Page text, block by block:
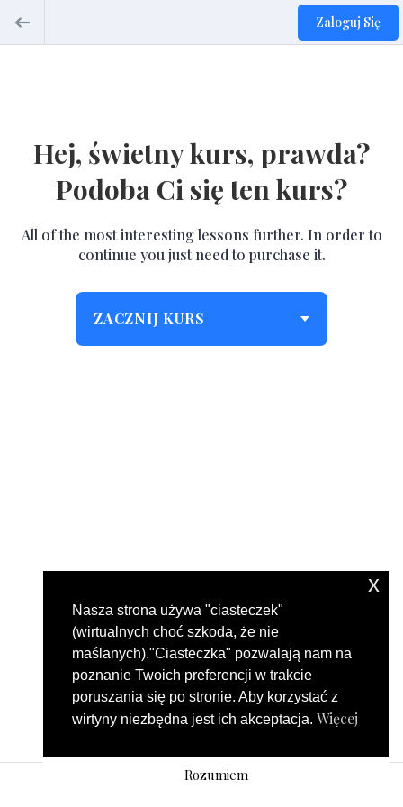
Zaloguj Się
Hej, świetny kurs, prawda?
Podoba Ci się ten kurs?
All of the most interesting lessons further. In order to
continue you just need to purchase it.
ZACZNIJ KURS
Nasza strona używa "ciasteczek"
(wirtualnych choć szkoda, że nie
maślanych)."Ciasteczka" pozwalają nam na
poznanie Twoich preferencji w trakcie
poruszania się po stronie. Aby korzystać z
wirtyny niezbędna jest ich akceptacja. Więcej
Rozumiem
x